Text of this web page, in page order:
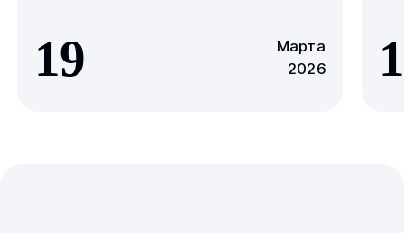
19
Марта
2026